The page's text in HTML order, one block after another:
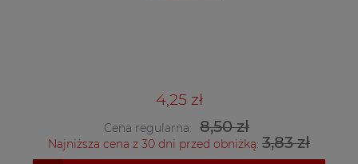
4,25 zł
Cena regularna: 8,50 zł
Najniższa cena z 30 dni przed obniżką: 3,83 zł